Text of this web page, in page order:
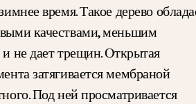
время. Такое дерево
качествами, меньшим
не дает трещин. Открытая
затягивается мембраной
Под ней просматривается